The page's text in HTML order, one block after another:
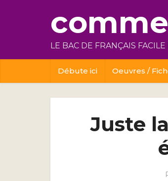
LE BAC DE FRANÇAIS
Débute ici Oeuvres /
Juste